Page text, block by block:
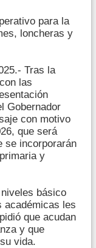
para la
loncheras y
Tras la
las
Gobernador
con motivo
que será
se incorporarán
y
básico
académicas les
que acudan
y que
vida.